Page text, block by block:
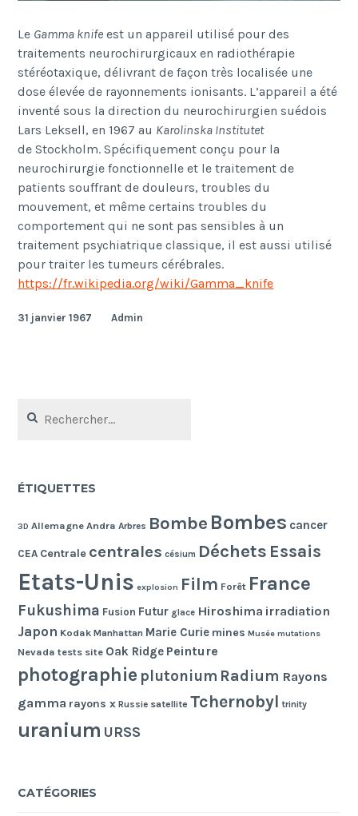
Le Gamma knife est un appareil utilisé pour des
traitements neurochirurgicaux en radiothérapie
stéréotaxique, délivrant de façon très localisée une
dose élevée de rayonnements ionisants. L’appareil a été
inventé sous la direction du neurochirurgien suédois
Lars Leksell, en 1967 au Karolinska Institutet
de Stockholm. Spécifiquement conçu pour la
neurochirurgie fonctionnelle et le traitement de
patients souffrant de douleurs, troubles du
mouvement, et même certains troubles du
comportement qui ne sont pas sensibles à un
traitement psychiatrique classique, il est aussi utilisé
pour traiter les tumeurs cérébrales.
https://fr.wikipedia.org/wiki/Gamma_knife
31 janvier 1967 Admin
ÉTIQUETTES
3D Allemagne Andra Arbres Bombe Bombes cancer
CEA Centrale centrales césium Déchets Essais
Etats-Unis explosion Film Forêt France
Fukushima Fusion Futur glace Hiroshima irradiation
Japon Kodak Manhattan Marie Curie mines Musée mutations
Nevada tests site Oak Ridge Peinture
photographie plutonium Radium Rayons
gamma rayons x Russie satellite Tchernobyl trinity
uranium URSS
CATÉGORIES